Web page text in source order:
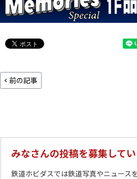
前の記事
みなさんの投稿を募集して
鉄道ホビダスでは鉄道写真やニュース